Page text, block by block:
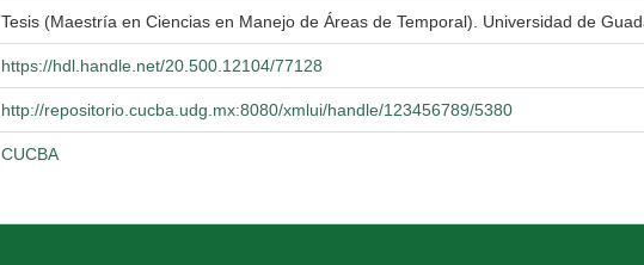
Tesis (Maestría en Ciencias en Manejo de Áreas de Temporal). Universidad de
https://hdl.handle.net/20.500.12104/77128
http://repositorio.cucba.udg.mx:8080/xmlui/handle/123456789/5380
CUCBA